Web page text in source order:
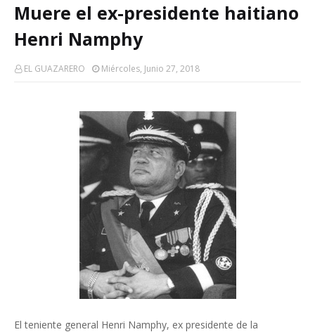
Muere el ex-presidente haitiano
Henri Namphy
EL GUAZARERO Miércoles, Junio 27, 2018
El teniente general Henri Namphy, ex presidente de la